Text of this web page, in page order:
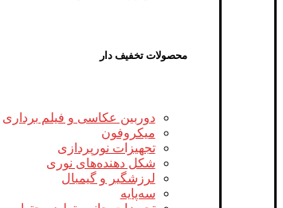
محصولات تخفیف دار
دوربین عکاسی و فیلم برداری
میکروفون
تجهیزات نورپردازی
شکل‌ دهنده‌های نوری
لرزشگیر و گیمبال
سه‌پایه